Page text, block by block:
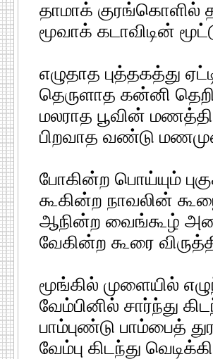
தாமாக்
மூவாக் கடாவிடின்
எழுதாத புத்தகத்து
தெருளாத கன்னி
மலராத பூவின்
பிறவாத வண்டு
போகின்ற பொய்யும்
கூகின்ற நாவலின்
ஆநின்ற வைங்கூழ்
வேகின்ற கூரை
மூங்கில் முளையில்
வேம்பினில் சார்ந்து
பாம்புண்டு பாம்பைத்
வேம்பு கிடந்து